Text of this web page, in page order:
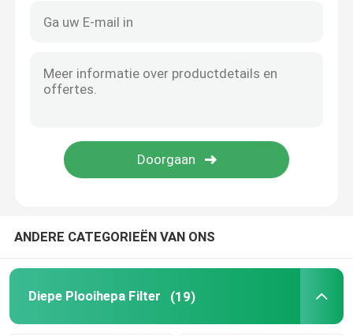
HEPA-Filter op hoge temperatuur
V Bankfilter
De Einddoos van HEPA
de patroon van de waterfilter
ANDERE CATEGORIEËN VAN ONS
Diepe Plooihepa Filter (19)